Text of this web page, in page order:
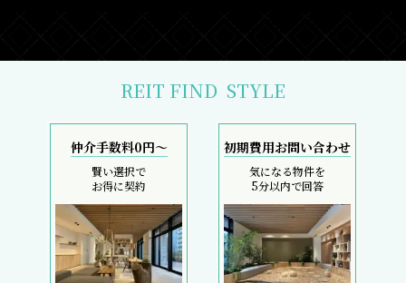
REIT FIND STYLE
仲介手数料0円～
賢い選択で
お得に契約
初期費用お問い合わせ
気になる物件を
5分以内で回答